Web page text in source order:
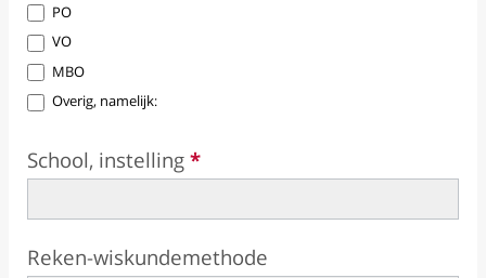
PO
VO
MBO
Overig, namelijk:
School, instelling *
Reken-wiskundemethode